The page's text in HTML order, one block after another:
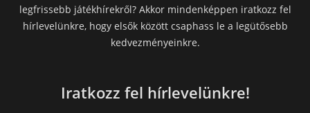
legfrissebb játékhírekről? Akkor mindenképpen iratkozz fel
hírlevelünkre, hogy elsők között csaphass le a legütősebb
kedvezményeinkre.
Iratkozz fel hírlevelünkre!